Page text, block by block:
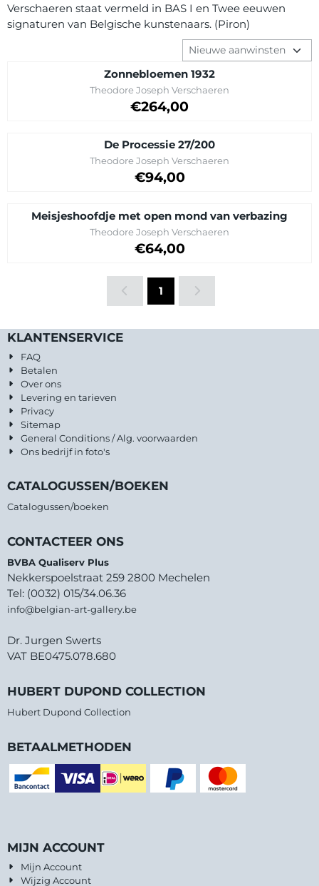
Verschaeren staat vermeld in BAS I en Twee eeuwen
signaturen van Belgische kunstenaars. (Piron)
Sorteermethode
Zonnebloemen 1932
Merk:
Theodore Joseph Verschaeren
Prijs op aanvraag
€264,00
De Processie 27/200
Merk:
Theodore Joseph Verschaeren
Prijs op aanvraag
€94,00
Meisjeshoofdje met open mond van verbazing
Merk:
Theodore Joseph Verschaeren
Prijs op aanvraag
€64,00
1
KLANTENSERVICE
FAQ
Betalen
Over ons
Levering en tarieven
Privacy
Sitemap
General Conditions / Alg. voorwaarden
Ons bedrijf in foto's
CATALOGUSSEN/BOEKEN
Catalogussen/boeken
CONTACTEER ONS
BVBA Qualiserv Plus
Nekkerspoelstraat 259 2800 Mechelen
Tel: (0032) 015/34.06.36
info@belgian-art-gallery.be
Dr. Jurgen Swerts
VAT BE0475.078.680
HUBERT DUPOND COLLECTION
Hubert Dupond Collection
BETAALMETHODEN
MIJN ACCOUNT
Mijn Account
Wijzig Account